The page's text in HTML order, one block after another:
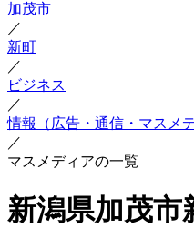
加茂市
／
新町
／
ビジネス
／
情報（広告・通信・マスメデ
／
マスメディアの一覧
新潟県加茂市